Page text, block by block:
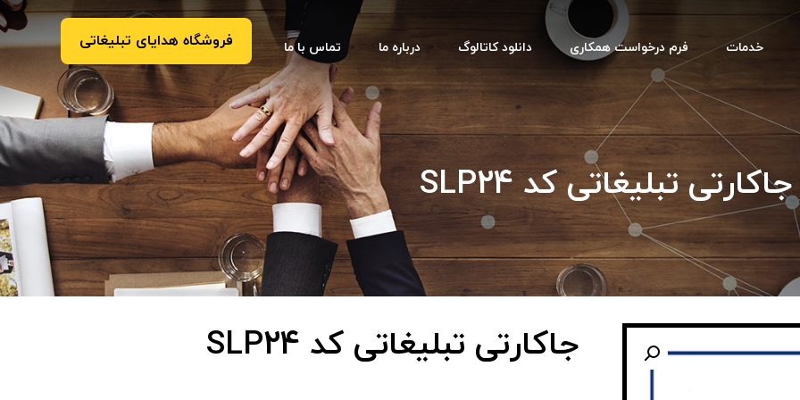
فروشگاه هدایای تبلیغاتی خدمات فرم درخواست همکاری دانلود کاتالوگ درباره ما تماس با ما
جاکارتی تبلیغاتی کد SLP24
جاکارتی تبلیغاتی کد SLP24